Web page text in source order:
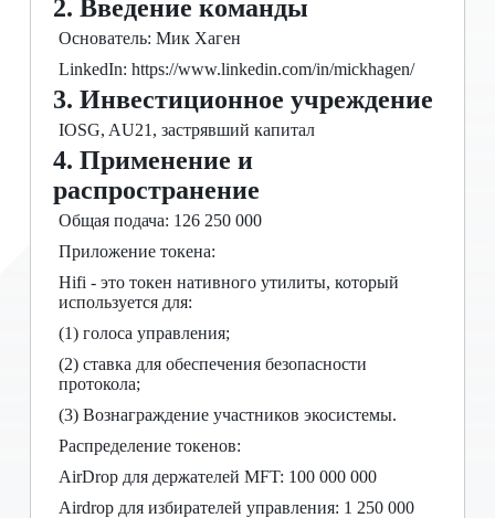
2. Введение команды
Основатель: Мик Хаген
LinkedIn: https://www.linkedin.com/in/mickhagen/
3. Инвестиционное учреждение
IOSG, AU21, застрявший капитал
4. Применение и
распространение
Общая подача: 126 250 000
Приложение токена:
Hifi - это токен нативного утилиты, который
используется для:
(1) голоса управления;
(2) ставка для обеспечения безопасности
протокола;
(3) Вознаграждение участников экосистемы.
Распределение токенов:
AirDrop для держателей MFT: 100 000 000
Airdrop для избирателей управления: 1 250 000